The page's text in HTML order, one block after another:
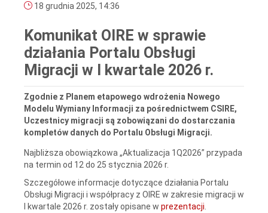
18 grudnia 2025, 14:36
Komunikat OIRE w sprawie
działania Portalu Obsługi
Migracji w I kwartale 2026 r.
Zgodnie z Planem etapowego wdrożenia Nowego
Modelu Wymiany Informacji za pośrednictwem CSIRE,
Uczestnicy migracji są zobowiązani do dostarczania
kompletów danych do Portalu Obsługi Migracji.
Najbliższa obowiązkowa „Aktualizacja 1Q2026” przypada
na termin od 12 do 25 stycznia 2026 r.
Szczegółowe informacje dotyczące działania Portalu
Obsługi Migracji i współpracy z OIRE w zakresie migracji w
I kwartale 2026 r. zostały opisane w prezentacji.